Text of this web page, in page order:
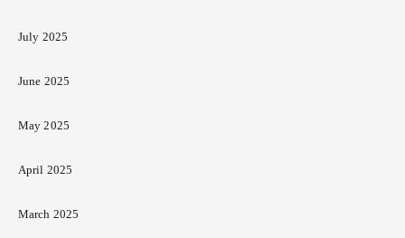
July 2025
June 2025
May 2025
April 2025
March 2025